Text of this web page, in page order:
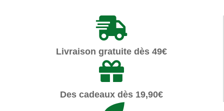
Livraison gratuite dès 49€
Des cadeaux dès 19,90€